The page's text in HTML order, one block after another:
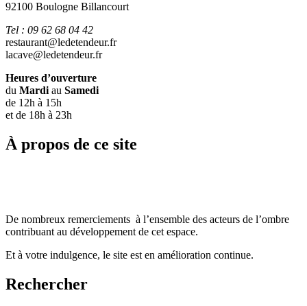
92100 Boulogne Billancourt
Tel : 09 62 68 04 42
restaurant@ledetendeur.fr
lacave@ledetendeur.fr
Heures d’ouverture
du Mardi au Samedi
de 12h à 15h
et de 18h à 23h
À propos de ce site
De nombreux remerciements à l’ensemble des acteurs de l’ombre
contribuant au développement de cet espace.
Et à votre indulgence, le site est en amélioration continue.
Rechercher